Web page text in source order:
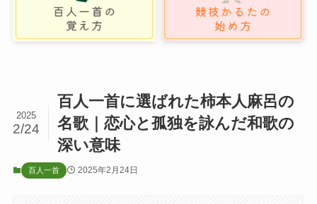
百人一首に選ばれた柿本人麻呂の
名歌｜恋心と孤独を詠んだ和歌の
深い意味
2025
2/24
百人一首 2025年2月24日